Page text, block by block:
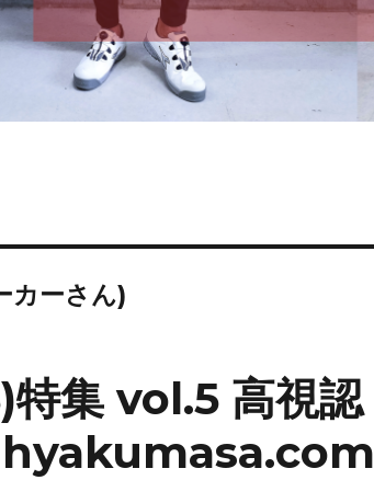
カーさん)
特集 vol.5 高視認
hyakumasa.com